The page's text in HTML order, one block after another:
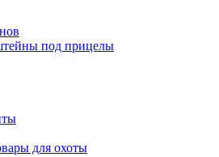
под прицелы
для охоты